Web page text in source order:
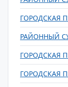
ГОРОДСКАЯ
РАЙОННЫЙ
ГОРОДСКАЯ
ГОРОДСКАЯ